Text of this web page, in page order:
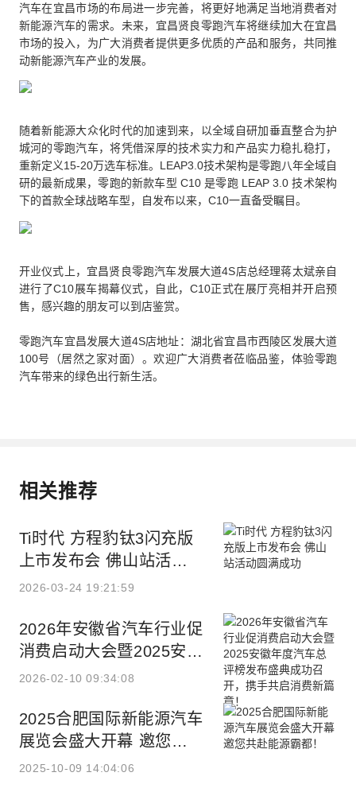
汽车在宜昌市场的布局进一步完善，将更好地满足当地消费者对
新能源汽车的需求。未来，宜昌贤良零跑汽车将继续加大在宜昌
市场的投入，为广大消费者提供更多优质的产品和服务，共同推
动新能源汽车产业的发展。
随着新能源大众化时代的加速到来，以全域自研加垂直整合为护
城河的零跑汽车，将凭借深厚的技术实力和产品实力稳扎稳打，
重新定义15-20万选车标准。LEAP3.0技术架构是零跑八年全域自
研的最新成果，零跑的新款车型 C10 是零跑 LEAP 3.0 技术架构
下的首款全球战略车型，自发布以来，C10一直备受瞩目。
开业仪式上，宜昌贤良零跑汽车发展大道4S店总经理蒋太斌亲自
进行了C10展车揭幕仪式，自此，C10正式在展厅亮相并开启预
售，感兴趣的朋友可以到店鉴赏。
零跑汽车宜昌发展大道4S店地址：湖北省宜昌市西陵区发展大道
100号（居然之家对面）。欢迎广大消费者莅临品鉴，体验零跑
汽车带来的绿色出行新生活。
相关推荐
Ti时代 方程豹钛3闪充版
上市发布会 佛山站活动
圆满成功
2026-03-24 19:21:59
2026年安徽省汽车行业促
消费启动大会暨2025安徽
年度汽车总评榜发布盛典
新篇章！
2026-02-10 09:34:08
2025合肥国际新能源汽车
展览会盛大开幕 邀您共
赴能源霸都！
2025-10-09 14:04:06